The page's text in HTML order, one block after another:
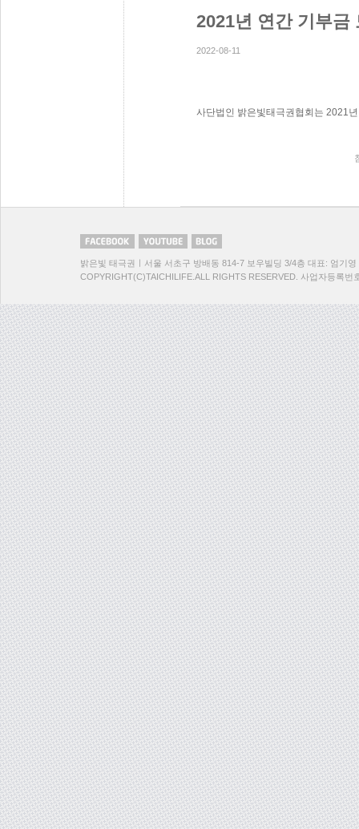
2021년 연간 기부금
2022-08-11
사단법인 밝은빛태극권협회는 2021
밝은빛 태극권ㅣ서울 서초구 방배동 814-7 보우빌딩 3/4층 대표: 엄기
COPYRIGHT(C)TAICHILIFE.ALL RIGHTS RESERVED. 사업자등록번